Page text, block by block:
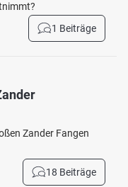
1 Beiträge
Zander Fangen
18 Beiträge